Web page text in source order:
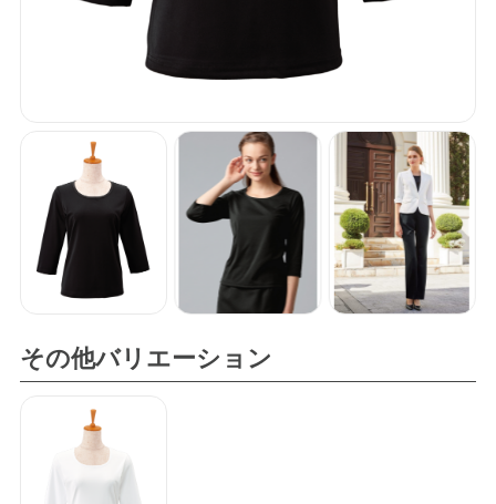
アクセサリー
その他バリエーション